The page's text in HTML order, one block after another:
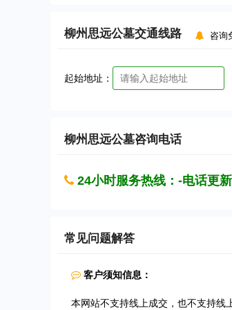
柳州思远公墓交通线路 咨询
起始地址：
柳州思远公墓咨询电话
24小时服务热线：-电话更
常见问题解答
客户须知信息：
本网站不支持线上成交，也不支持线